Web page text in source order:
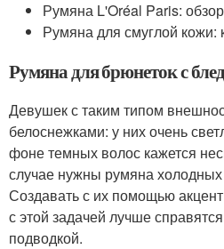
Румяна L'Oréal Paris:
Румяна для смуглой кожи:
Румяна для брюнеток с
Девушек с таким типом
белоснежками: у них очень
фоне темных волос кажется
случае нужны румяна холодных
Создавать с их помощью
с этой задачей лучше
подводкой.